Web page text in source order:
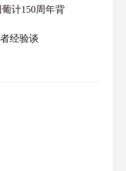
计150周年背
经验谈